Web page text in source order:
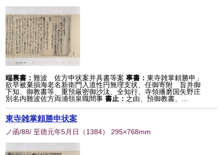
端裏書：難波 佐方申状案并具書等案事書：東寺雑掌頼勝申」
欲早被棄損海老名新衛門入道性円無理支状、任御寄附 旨并御
下知、御教書等、重預厳密御沙汰、全知行、寺領播磨国矢野庄
別名内難波佐方両浦領泉職間事 書止： 之由、預御教書、...
東寺雑掌頼勝申状案
ノ函/88/ 至徳元年5月日 （1384） 295×768mm